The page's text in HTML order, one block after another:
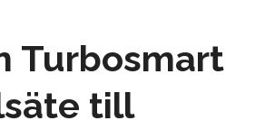
Turbosmart
till